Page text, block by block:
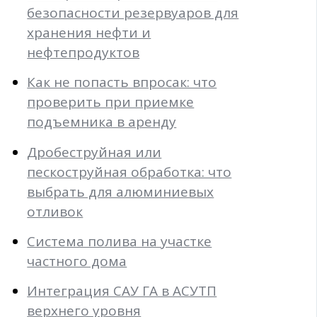
безопасности резервуаров для
хранения нефти и
нефтепродуктов
Как не попасть впросак: что
проверить при приемке
подъемника в аренду
Дробеструйная или
пескоструйная обработка: что
выбрать для алюминиевых
отливок
Система полива на участке
частного дома
Интеграция САУ ГА в АСУТП
верхнего уровня